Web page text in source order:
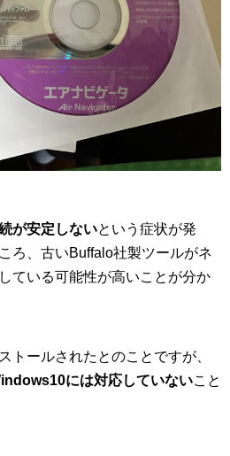
が安定しないという症状が発
ろ、古いBuffalo社製ツールがネ
ている可能性が高いことが分か
トールされたとのことですが、
には対応していないこと